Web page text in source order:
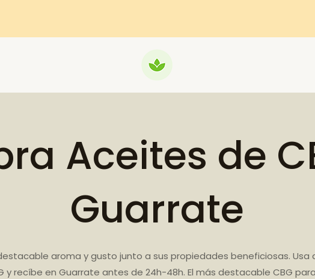
Aceites de
Guarrate
aroma y gusto junto a sus propiedades beneficiosas. Usa
y recíbe en Guarrate antes de 24h-48h. El más destacable CBG